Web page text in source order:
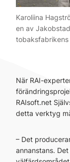
Karoliina
en av
tobaksfabrikens
När RAI-
RAIsoft.net
detta verktyg
– Det
annanstans.